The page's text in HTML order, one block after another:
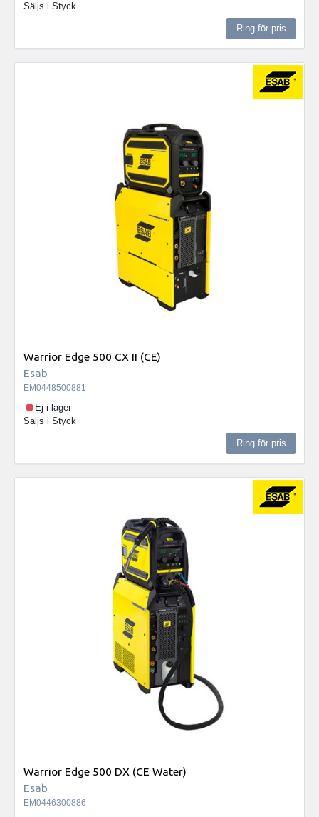
Säljs i Styck
Ring för pris
Warrior Edge 500 CX II (CE)
Esab
EM0448500881
Ej i lager
Säljs i Styck
Ring för pris
Warrior Edge 500 DX (CE Water)
Esab
EM0446300886